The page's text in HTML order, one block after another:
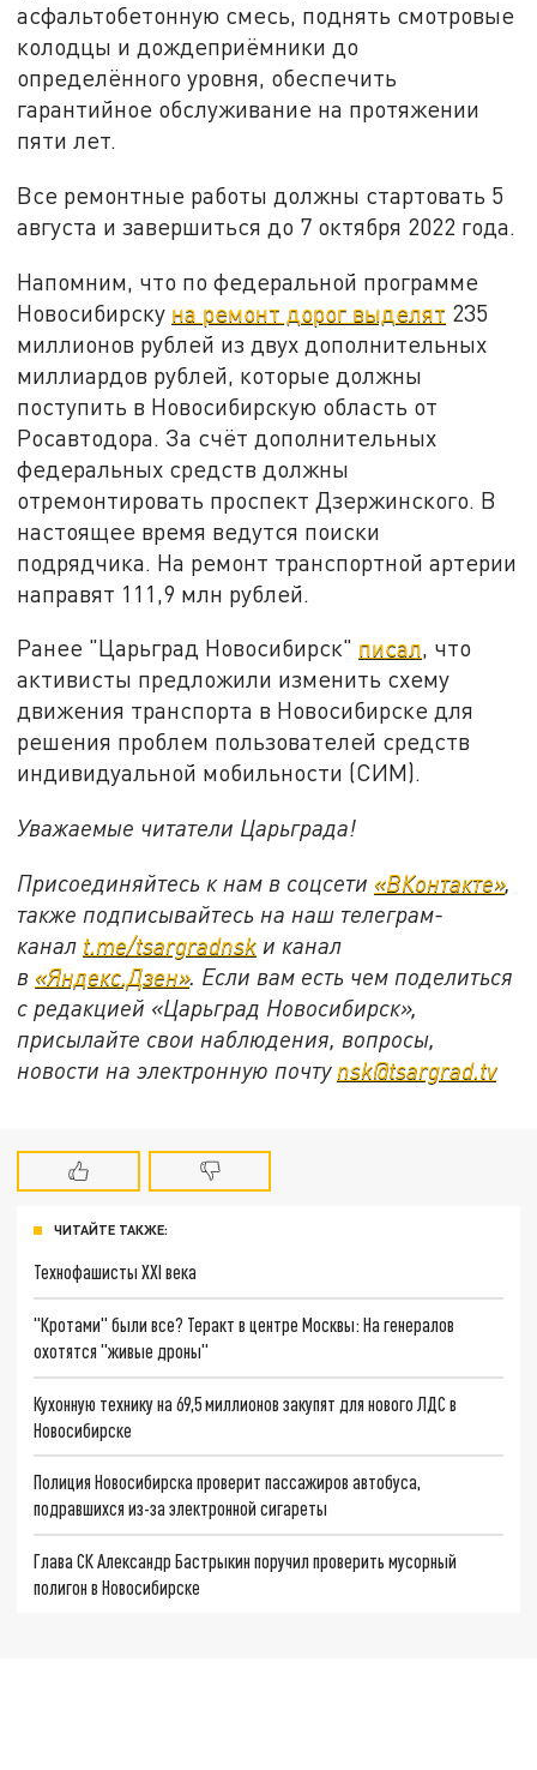
асфальтобетонную смесь, поднять смотровые
колодцы и дождеприёмники до
определённого уровня, обеспечить
гарантийное обслуживание на протяжении
пяти лет.
Все ремонтные работы должны стартовать 5
августа и завершиться до 7 октября 2022 года.
Напомним, что по федеральной программе
Новосибирску на ремонт дорог выделят 235
миллионов рублей из двух дополнительных
миллиардов рублей, которые должны
поступить в Новосибирскую область от
Росавтодора. За счёт дополнительных
федеральных средств должны
отремонтировать проспект Дзержинского. В
настоящее время ведутся поиски
подрядчика. На ремонт транспортной артерии
направят 111,9 млн рублей.
Ранее "Царьград Новосибирск" писал, что
активисты предложили изменить схему
движения транспорта в Новосибирске для
решения проблем пользователей средств
индивидуальной мобильности (СИМ).
Уважаемые читатели Царьграда!
Присоединяйтесь к нам в соцсети «ВКонтакте»,
также подписывайтесь на наш телеграм-
канал t.me/tsargradnsk и канал
в «Яндекс.Дзен». Если вам есть чем поделиться
с редакцией «Царьград Новосибирск»,
присылайте свои наблюдения, вопросы,
новости на электронную почту nsk@tsargrad.tv
ЧИТАЙТЕ ТАКЖЕ:
Технофашисты XXI века
"Кротами" были все? Теракт в центре Москвы: На генералов
охотятся "живые дроны"
Кухонную технику на 69,5 миллионов закупят для нового ЛДС в
Новосибирске
Полиция Новосибирска проверит пассажиров автобуса,
подравшихся из-за электронной сигареты
Глава СК Александр Бастрыкин поручил проверить мусорный
полигон в Новосибирске